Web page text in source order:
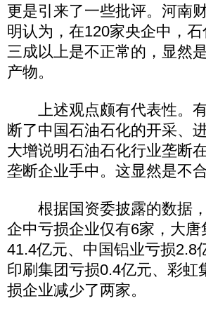
更是引来了一些批评。河南
明认为，在120家央企中，
三成以上是不正常的，显然
产物。
上述观点颇有代表性。有
断了中国石油石化的开采、
大增说明石油石化行业垄断
垄断企业手中。这显然是不合
根据国资委披露的数据，
企中亏损企业仅有6家，大
41.4亿元、中国铝业亏损2.8
印刷集团亏损0.4亿元、彩
损企业减少了两家。